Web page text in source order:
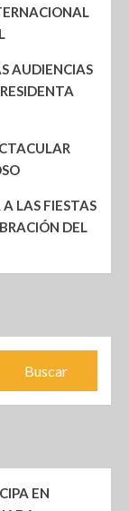
AUDIENCIAS
LAS FIESTAS
DEL
EN